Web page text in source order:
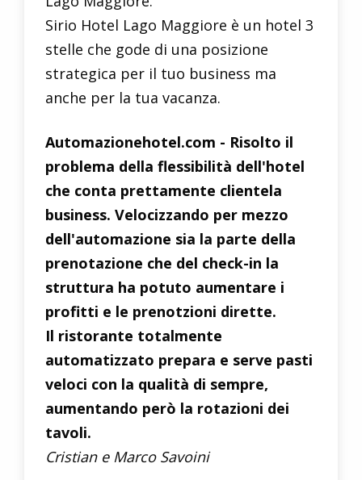
Sirio Hotel Lago Maggiore è un hotel 3
stelle che gode di una posizione
strategica per il tuo business ma
anche per la tua vacanza.
Automazionehotel.com - Risolto il
problema della flessibilità dell'hotel
che conta prettamente clientela
business. Velocizzando per mezzo
dell'automazione sia la parte della
prenotazione che del check-in la
struttura ha potuto aumentare i
profitti e le prenotzioni dirette.
Il ristorante totalmente
automatizzato prepara e serve pasti
veloci con la qualità di sempre,
aumentando però la rotazioni dei
tavoli.
Cristian e Marco Savoini